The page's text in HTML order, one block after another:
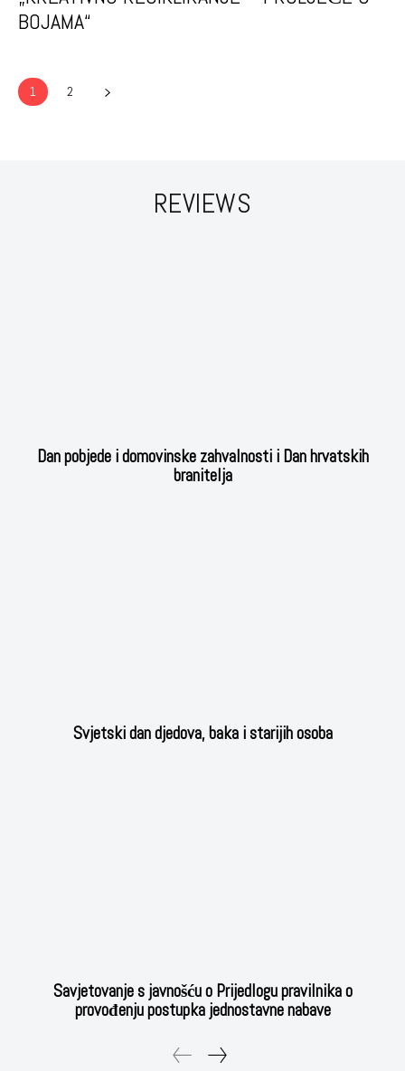
BOJAMA“
1 2
REVIEWS
Dan pobjede i domovinske zahvalnosti i Dan hrvatskih
branitelja
Svjetski dan djedova, baka i starijih osoba
Savjetovanje s javnošću o Prijedlogu pravilnika o
provođenju postupka jednostavne nabave